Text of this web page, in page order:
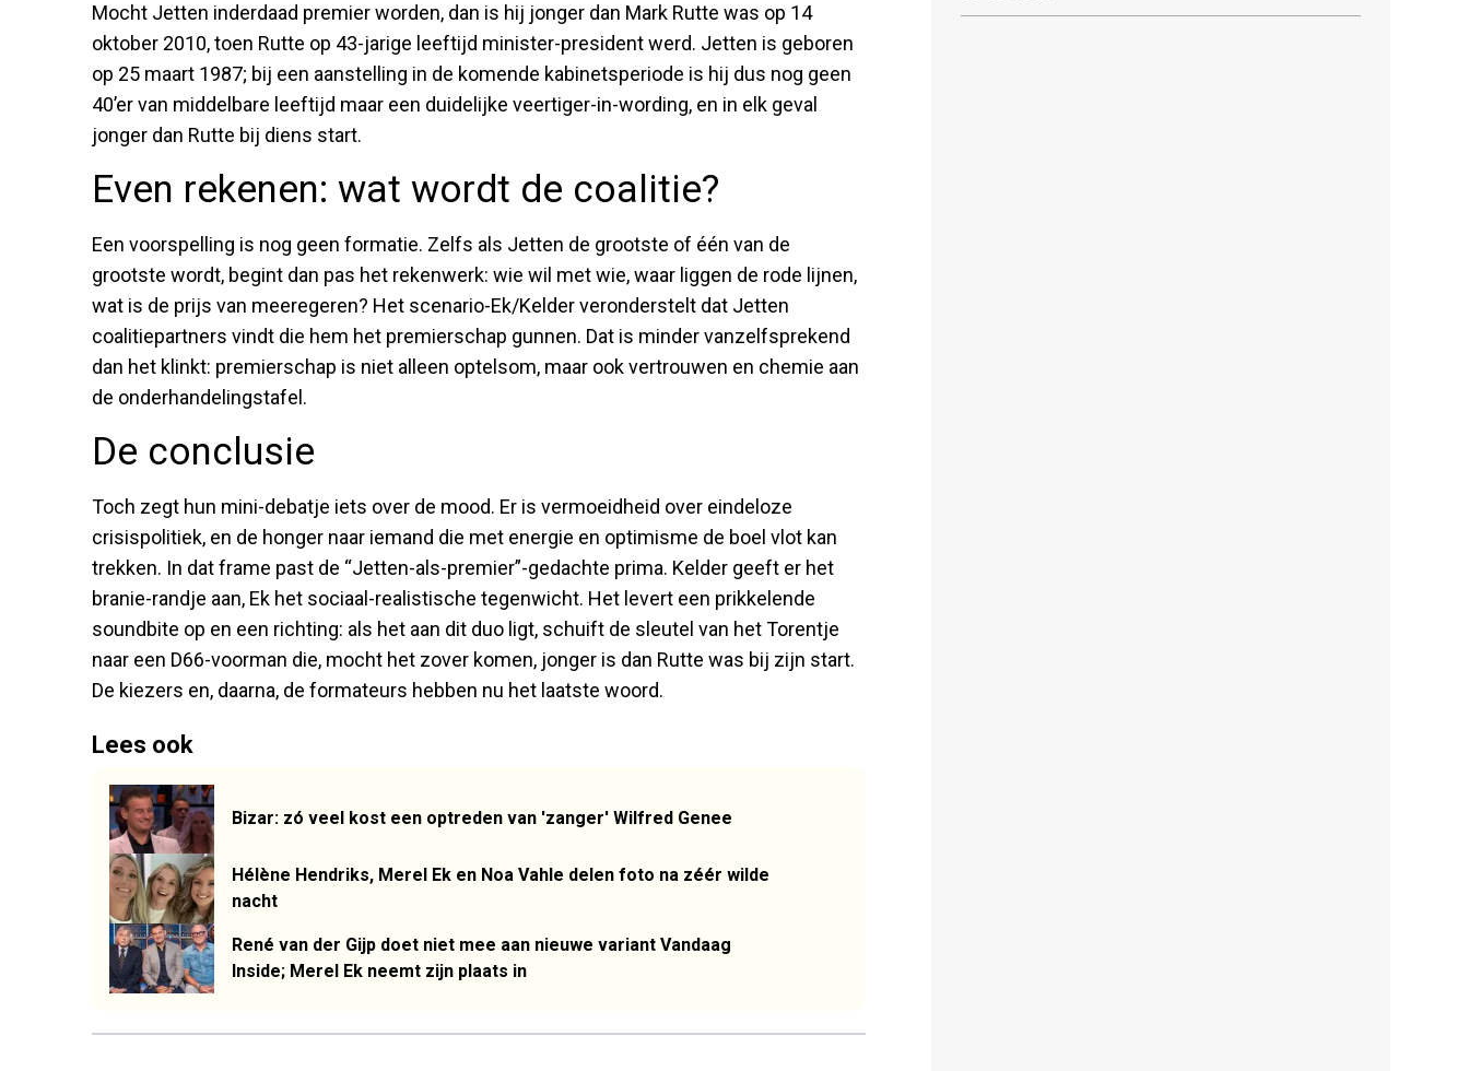
Mocht Jetten inderdaad premier worden, dan is hij jonger dan Mark Rutte was op 14
oktober 2010, toen Rutte op 43-jarige leeftijd minister-president werd. Jetten is geboren
op 25 maart 1987; bij een aanstelling in de komende kabinetsperiode is hij dus nog geen
40’er van middelbare leeftijd maar een duidelijke veertiger-in-wording, en in elk geval
jonger dan Rutte bij diens start.
Even rekenen: wat wordt de coalitie?
Een voorspelling is nog geen formatie. Zelfs als Jetten de grootste of één van de
grootste wordt, begint dan pas het rekenwerk: wie wil met wie, waar liggen de rode lijnen,
wat is de prijs van meeregeren? Het scenario-Ek/Kelder veronderstelt dat Jetten
coalitiepartners vindt die hem het premierschap gunnen. Dat is minder vanzelfsprekend
dan het klinkt: premierschap is niet alleen optelsom, maar ook vertrouwen en chemie aan
de onderhandelingstafel.
De conclusie
Toch zegt hun mini-debatje iets over de mood. Er is vermoeidheid over eindeloze
crisispolitiek, en de honger naar iemand die met energie en optimisme de boel vlot kan
trekken. In dat frame past de “Jetten-als-premier”-gedachte prima. Kelder geeft er het
branie-randje aan, Ek het sociaal-realistische tegenwicht. Het levert een prikkelende
soundbite op en een richting: als het aan dit duo ligt, schuift de sleutel van het Torentje
naar een D66-voorman die, mocht het zover komen, jonger is dan Rutte was bij zijn start.
De kiezers en, daarna, de formateurs hebben nu het laatste woord.
Lees ook
Bizar: zó veel kost een optreden van 'zanger' Wilfred Genee
Hélène Hendriks, Merel Ek en Noa Vahle delen foto na zéér wilde
nacht
René van der Gijp doet niet mee aan nieuwe variant Vandaag
Inside; Merel Ek neemt zijn plaats in